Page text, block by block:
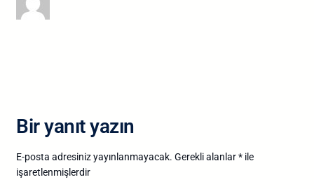
Bir yanıt yazın
E-posta adresiniz yayınlanmayacak. Gerekli alanlar* ile
işaretlenmişlerdir